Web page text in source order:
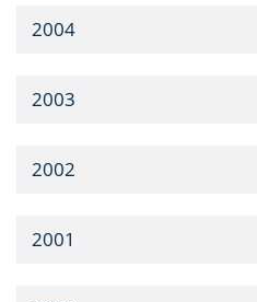
2004
2003
2002
2001